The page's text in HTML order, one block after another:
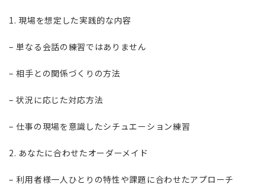
1. 現場を想定した実践的な内容
– 単なる会話の練習ではありません
– 相手との関係づくりの方法
– 状況に応じた対応方法
– 仕事の現場を意識したシチュエーション練習
2. あなたに合わせたオーダーメイド
– 利用者様一人ひとりの特性や課題に合わせたアプローチ